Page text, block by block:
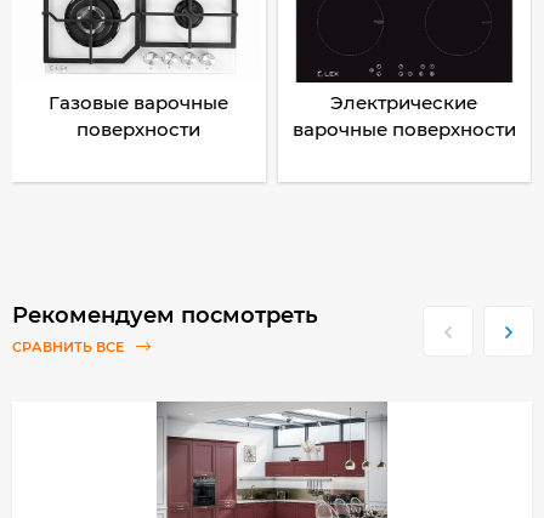
Газовые варочные
поверхности
Электрические
варочные поверхности
Рекомендуем посмотреть
СРАВНИТЬ ВСЕ